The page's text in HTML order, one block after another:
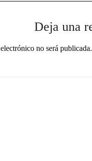
Deja una
no será publicada.